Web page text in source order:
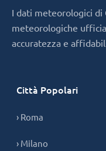
I dati meteorologici di
meteorologiche
accuratezza e
Città Popolari
› Roma
› Milano